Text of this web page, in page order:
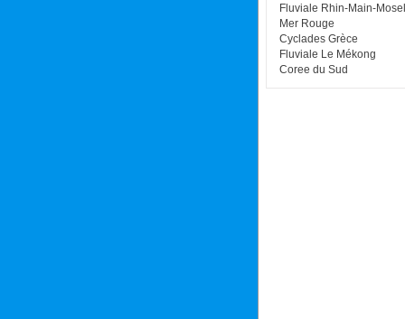
Fluviale Rhin-Main-
Mer Rouge
Cyclades Grèce
Fluviale Le Mékong
Coree du Sud